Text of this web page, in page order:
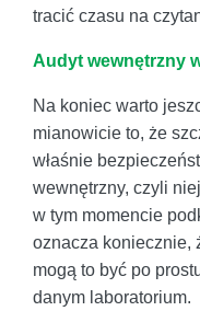
tracić czasu na
Audyt wewnętrzny
Na koniec warto
mianowicie to, że
właśnie
wewnętrzny, czyli
w tym momencie
oznacza koniecznie,
mogą to być po
danym laboratorium.